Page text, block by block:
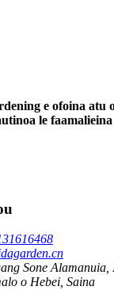
e ofoina atu
le
Sone
o Hebei, Saina